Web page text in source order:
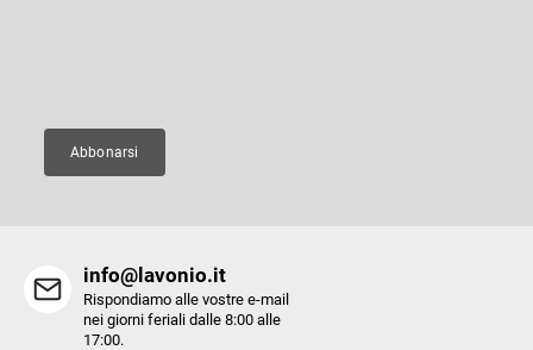
Abbonarsi
info@lavonio.it
Rispondiamo alle vostre e-mail
nei giorni feriali dalle 8:00 alle
17:00.